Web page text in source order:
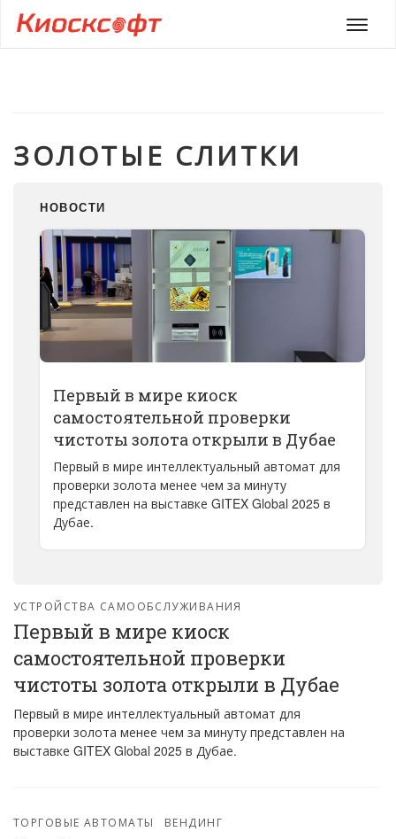
Меню
ЗОЛОТЫЕ СЛИТКИ
НОВОСТИ
Первый в мире киоск
самостоятельной проверки
чистоты золота открыли в Дубае
Первый в мире интеллектуальный автомат для
проверки золота менее чем за минуту
представлен ​​на выставке GITEX Global 2025 в
Дубае.
УСТРОЙСТВА САМООБСЛУЖИВАНИЯ
Первый в мире киоск
самостоятельной проверки
чистоты золота открыли в Дубае
Первый в мире интеллектуальный автомат для
проверки золота менее чем за минуту представлен ​​на
выставке GITEX Global 2025 в Дубае.
ТОРГОВЫЕ АВТОМАТЫ ВЕНДИНГ